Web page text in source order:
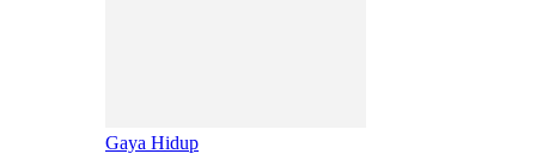
Gaya Hidup